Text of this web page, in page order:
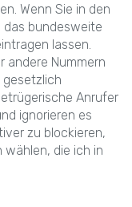
Wenn Sie in den
das bundesweite
lassen.
andere Nummern
Anrufer
ignorieren es
zu blockieren,
wählen, die ich in